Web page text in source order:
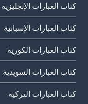
كتاب العبارات الإنجليزية
كتاب العبارات الإسبانية
كتاب العبارات الكورية
كتاب العبارات السويدية
كتاب العبارات التركية